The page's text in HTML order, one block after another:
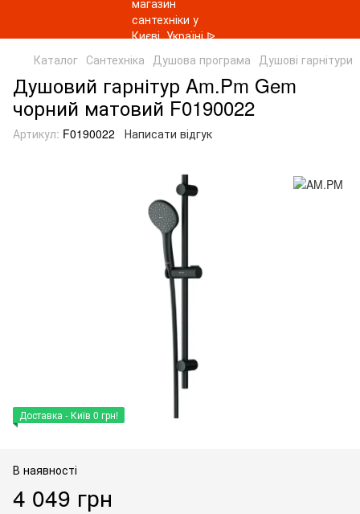
Каталог Сантехніка Душова програма Душові гарнітури
Душовий гарнітур Am.Pm Gem
чорний матовий F0190022
Артикул: F0190022 Написати відгук
Доставка - Київ 0 грн!
В наявності
4 049 грн